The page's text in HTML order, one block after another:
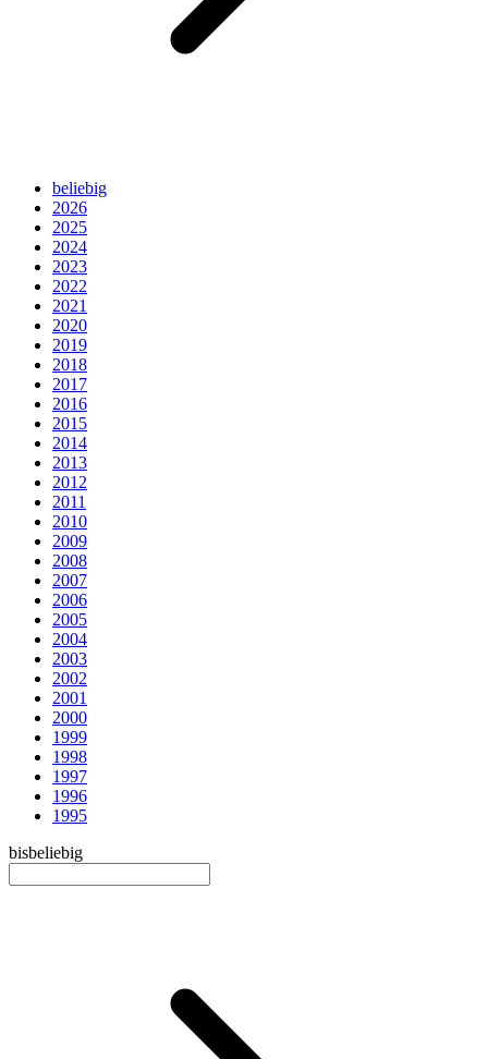
beliebig
2026
2025
2024
2023
2022
2021
2020
2019
2018
2017
2016
2015
2014
2013
2012
2011
2010
2009
2008
2007
2006
2005
2004
2003
2002
2001
2000
1999
1998
1997
1996
1995
bisbeliebig